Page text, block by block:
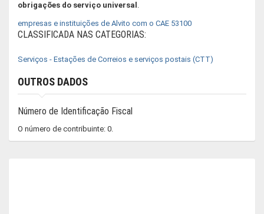
obrigações do serviço universal .
empresas e instituições de Alvito com o CAE 53100
CLASSIFICADA NAS CATEGORIAS:
Serviços - Estações de Correios e serviços postais (CTT)
OUTROS DADOS
Número de Identificação Fiscal
O número de contribuinte: 0.